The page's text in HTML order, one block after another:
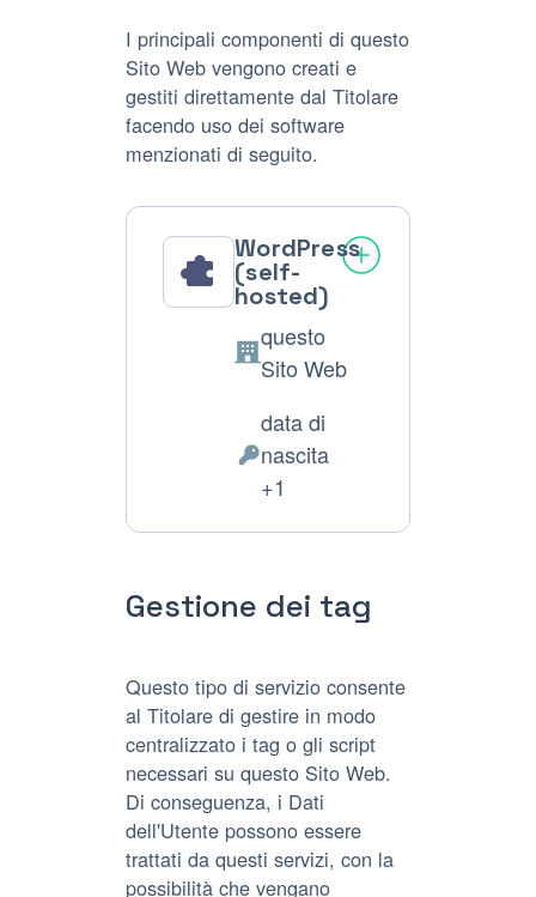
I principali componenti di questo
Sito Web vengono creati e
gestiti direttamente dal Titolare
facendo uso dei software
menzionati di seguito.
WordPress
(self-
hosted)
Azienda:
questo
Sito Web
Dati
Personali
trattati:
data di
nascita
+1
Gestione dei tag
Questo tipo di servizio consente
al Titolare di gestire in modo
centralizzato i tag o gli script
necessari su questo Sito Web.
Di conseguenza, i Dati
dell'Utente possono essere
trattati da questi servizi, con la
possibilità che vengano